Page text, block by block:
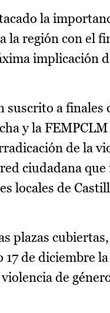
la
la región con el
implicación
a finales
y la
de la
ciudadana
locales de
plazas
17 de diciembre la
de